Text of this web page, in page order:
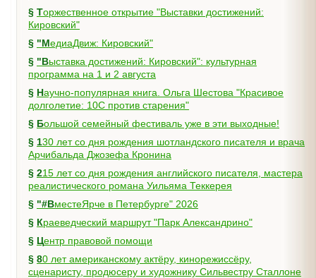
§ Торжественное открытие "Выставки достижений:
Кировский"
§
"МедиаДвиж: Кировский"
§ "Выставка достижений: Кировский": культурная
программа на 1 и 2 августа
§ Научно-популярная книга. Ольга Шестова "Красивое
долголетие: 10C против старения"
§
Большой семейный фестиваль уже в эти выходные!
§ 130 лет со дня рождения шотландского писателя и врача
Арчибальда Джозефа Кронина
§ 215 лет со дня рождения английского писателя, мастера
реалистического романа Уильяма Теккерея
§
"#ВместеЯрче в Петербурге" 2026
§
Краеведческий маршрут "Парк Александрино"
§
Центр правовой помощи
§ 80 лет американскому актёру, кинорежиссёру,
сценаристу, продюсеру и художнику Сильвестру Сталлоне